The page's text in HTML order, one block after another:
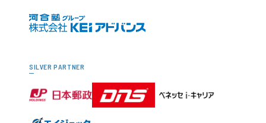
SILVER PARTNER